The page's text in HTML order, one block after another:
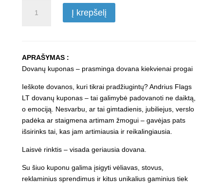
kiekis:
EURŲ
Į krepšelį
APRAŠYMAS :
Dovanų kuponas – prasminga dovana kiekvienai progai
Ieškote dovanos, kuri tikrai pradžiugintų? Andrius Flags
LT dovanų kuponas – tai galimybė padovanoti ne daiktą,
o emociją. Nesvarbu, ar tai gimtadienis, jubiliejus, verslo
padėka ar staigmena artimam žmogui – gavėjas pats
išsirinks tai, kas jam artimiausia ir reikalingiausia.
Laisvė rinktis – visada geriausia dovana.
Su šiuo kuponu galima įsigyti vėliavas, stovus,
reklaminius sprendimus ir kitus unikalius gaminius tiek